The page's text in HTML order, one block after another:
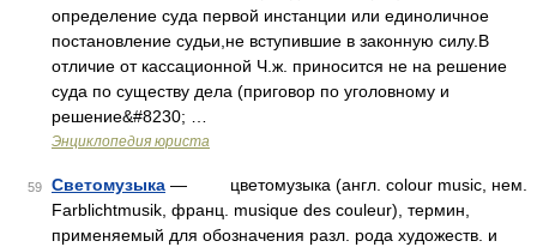
определение суда первой инстанции или единоличное
постановление судьи,не вступившие в законную силу.В
отличие от кассационной Ч.ж. приносится не на решение
суда по существу дела (приговор по уголовному и
решение&#8230; …
Энциклопедия юриста
59 Светомузыка — цветомузыка (англ. colour music, нем.
Farblichtmusik, франц. musique des couleur), термин,
применяемый для обозначения разл. рода художеств. и